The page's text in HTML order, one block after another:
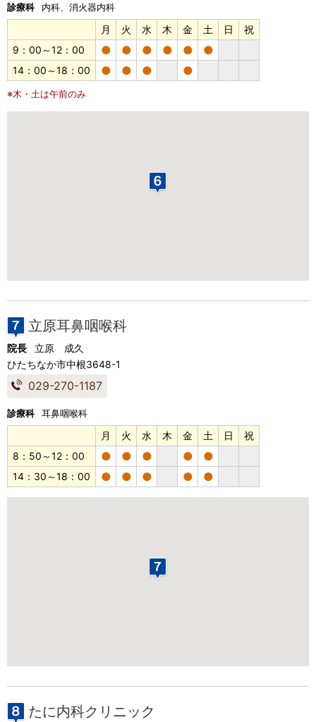
診療科 内科、消火器内科
月 火 水 木 金 土 日
祝
9：00～12：00
● ● ● ● ● ●
14：00～18：00 ● ● ● ●
※木・土は午前のみ
立原耳鼻咽喉科
院長
立原 成久
ひたちなか市中根3648-1
029-270-1187
診療科 耳鼻咽喉科
月 火 水 木 金 土 日
祝
8：50～12：00
● ● ● ● ●
14：30～18：00 ● ● ● ● ●
たに内科クリニック